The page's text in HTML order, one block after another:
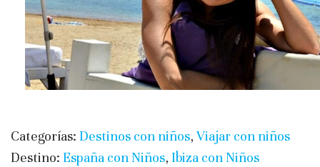
Categorías: Destinos con niños, Viajar con niños
Destino: España con Niños, Ibiza con Niños